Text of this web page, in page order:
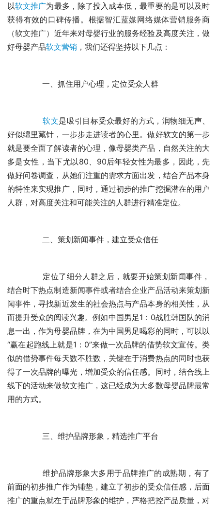
以软文推广为最多，除了投入成本低，最重要的是可以及时
获得有效的口碑传播。根据智汇蓝媒网络媒体营销服务商
（软文推广） 近年来对母婴行业的服务经验及高度关注，做
好母婴产品软文营销 ，我们还得坚持以下几点：
	　　一、抓住用户心理，定位受众人群
软文是吸引目标受众最好的方式，润物细无声、
好似绵里藏针，一步步走进读者的心里。做好软文的第一步
就是要全面了解读者的心理，像母婴类产品，自然关注的大
多是女性，当下尤以80、90后年轻女性为最多，因此，先
做好问卷调查，从她们注重的需求方面出发，结合产品本身
的特性来实现推广，同时，通过初步的推广挖掘潜在的用户
人群，对高度关注和可能关注的人群进行精准定位。
	　　二、策划新闻事件，建立受众信任
结合时下热点制造新闻事件或者结合企业产品活动来策划新
闻事件，寻找新近发生的社会热点与产品本身的相关性，从
而提升受众的阅读兴趣。例如中国男足1：0战胜韩国队的消
息一出，作为母婴品牌，在为中国男足喝彩的同时，可以以
“赢在起跑线上就是1：0”来做一次品牌的借势软文宣传。类
似的借势事件每天数不胜数，关键在于消费热点的同时也获
得了一次品牌的曝光，增加受众的信任感。同时，结合线上
线下的活动来做软文推广，这已经成为大多数母婴品牌最常
用的方式。
	　　三、维护品牌形象，精选推广平台
前面的初步推广作为铺垫，建立了初步的受众信任感，后面
推广的重点就在于品牌形象的维护，严格把控产品质量，对